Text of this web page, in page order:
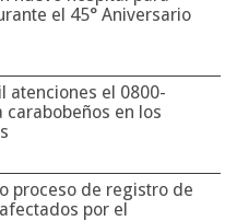
el 45° Aniversario
atenciones el 0800-
carabobeños en los
proceso de registro de
por el